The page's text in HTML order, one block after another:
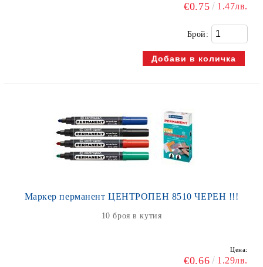
€0.75 1.47лв.
Брой:
Маркер перманент ЦЕНТРОПЕН 8510 ЧЕРЕН !!!
10 броя в кутия
Цена:
€0.66 1.29лв.